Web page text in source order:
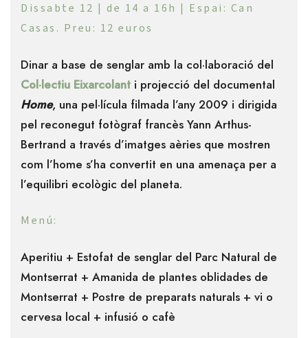
Dissabte 12 | de 14 a 16h | Espai: Can
Casas. Preu: 12 euros
Dinar a base de senglar amb la col·laboració del
Col·lectiu Eixarcolant i projecció del documental
Home, una pel·lícula filmada l’any 2009 i dirigida
pel reconegut fotògraf francès Yann Arthus-
Bertrand a través d’imatges aèries que mostren
com l’home s’ha convertit en una amenaça per a
l’equilibri ecològic del planeta.
Menú:
Aperitiu + Estofat de senglar del Parc Natural de
Montserrat + Amanida de plantes oblidades de
Montserrat + Postre de preparats naturals + vi o
cervesa local + infusió o cafè